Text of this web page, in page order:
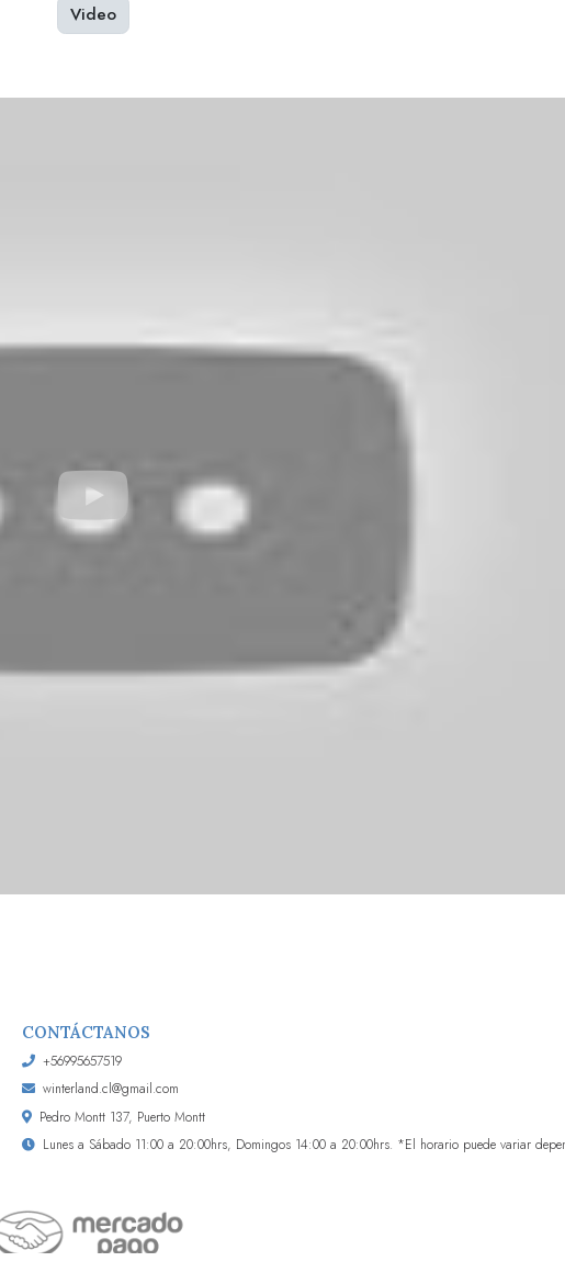
Video
CONTÁCTANOS
+56995657519
winterland.cl@gmail.com
Pedro Montt 137, Puerto Montt
Lunes a Sábado 11:00 a 20:00hrs, Domingos 14:00 a 20:00hrs. *El horario puede variar